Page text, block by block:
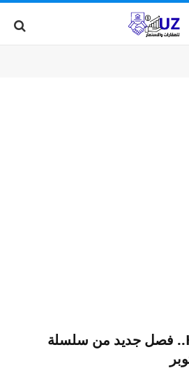
Hunter x Hunter.. فصل جديد من سلسلة